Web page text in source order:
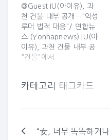
철거중 엉뚱한 방향으로
넘어간 건물 덴마크에서
건물 철거 중에…
@Guest IU(아이유), 과
천 건물 내부 공개…"악성
루머 법적 대응"/ 연합뉴
스 (Yonhapnews) IU(아
이유), 과천 건물 내부 공
개…"악성루머 법적 대
#과천건물 #부동산_투기
이 급등했다는 소식에 투
"건물"에서
카테고리 태그카드
글
“女, 너무 똑똑하거나